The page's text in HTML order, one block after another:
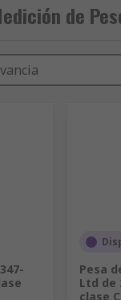
de
Pesa
Ltd de
clase